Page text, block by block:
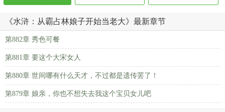
《水浒：从霸占林娘子开始当老大》最新章节
第882章 秀色可餐
第881章 要这个大宋女人
第880章 世间哪有什么天才，不过都是遗传罢了！
第879章 娘亲，你也不想失去我这个宝贝女儿吧